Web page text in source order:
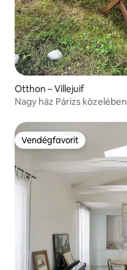
Otthon – Villejuif
Nagy ház Párizs közelében
Vendégfavorit
Vendégfavorit